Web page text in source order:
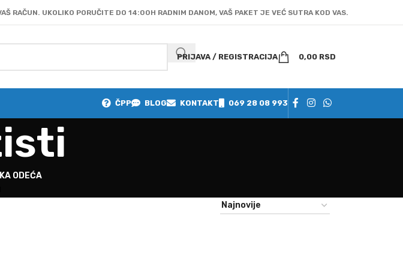
RAČUN. UKOLIKO PORUČITE DO 14:00H RADNIM DANOM, VAŠ PAKET JE VEĆ SUTRA KOD VAS.
PRIJAVA / REGISTRACIJA 0,00 RSD
ČPP BLOG KONTAKT 069 28 08 993
ODEĆA